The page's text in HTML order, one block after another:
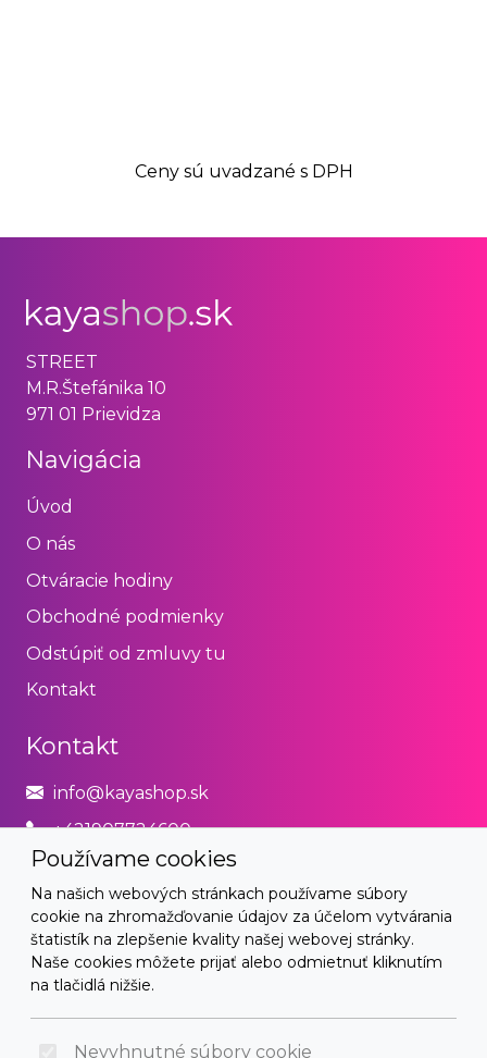
Ceny sú uvadzané s DPH
Používame cookies
Na našich webových stránkach používame súbory
cookie na zhromažďovanie údajov za účelom vytvárania
štatistík na zlepšenie kvality našej webovej stránky.
Naše cookies môžete prijať alebo odmietnuť kliknutím
na tlačidlá nižšie.
Nevyhnutné súbory cookie
STREET
M.R.Štefánika 10
971 01 Prievidza
Navigácia
Úvod
O nás
Otváracie hodiny
Obchodné podmienky
Odstúpiť od zmluvy tu
Kontakt
Kontakt
info@kayashop.sk
+421907724600
Právne
Obchodné podmienky
Zásady používania cookies
© 2026 Arrabella s.r.o., mayabella s.r.o., Všetky práva
vyhradené.